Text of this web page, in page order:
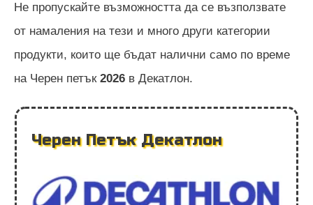
Не пропускайте възможността да се възползвате
от намаления на тези и много други категории
продукти, които ще бъдат налични само по време
на Черен петък 2026 в Декатлон.
Черен Петък Декатлон